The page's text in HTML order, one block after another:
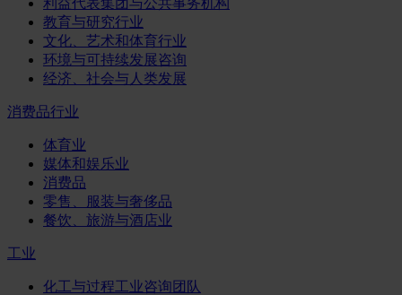
利益代表集团与公共事务机构
教育与研究行业
文化、艺术和体育行业
环境与可持续发展咨询
经济、社会与人类发展
消费品行业
体育业
媒体和娱乐业
消费品
零售、服装与奢侈品
餐饮、旅游与酒店业
工业
化工与过程工业咨询团队